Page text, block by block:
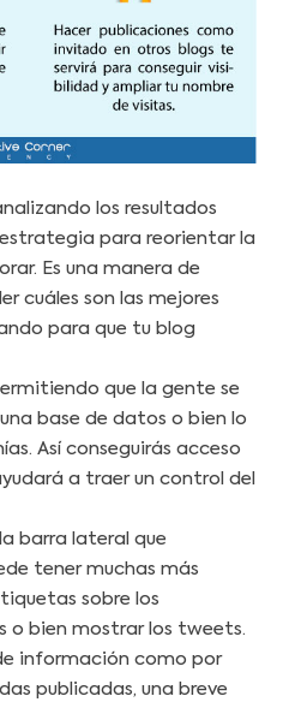
los resultados
para reorientar la
Es una manera de
cuáles son las mejores
para que tu blog
que la gente se
base de datos o bien lo
Así conseguirás acceso
a traer un control del
barra lateral que
tener muchas más
sobre los
o bien mostrar los tweets.
información como por
publicadas, una breve